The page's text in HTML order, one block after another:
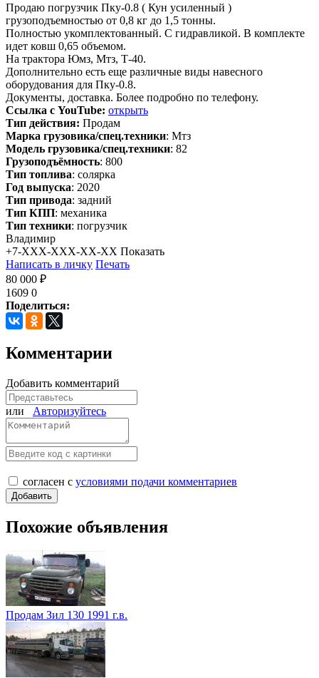
Продаю погрузчик Пку-0.8 ( Кун усиленный )
грузоподъемностью от 0,8 кг до 1,5 тонны.
Полностью укомплектованный. С гидравликой. В комплекте
идет ковш 0,65 объемом.
На трактора Юмз, Мтз, Т-40.
Дополнительно есть еще различные виды навесного
оборудования для Пку-0.8.
Документы, доставка. Более подробно по телефону.
Ссылка с YouTube: открыть
Тип действия: Продам
Марка грузовика/спец.техники: Мтз
Модель грузовика/спец.техники: 82
Грузоподъёмность: 800
Тип топлива: солярка
Год выпуска: 2020
Тип привода: задний
Тип КПП: механика
Тип техники: погрузчик
Владимир
+7-XXX-XXX-XX-XX Показать
Написать в личку Печать
80 000 ₽
1609 0
Поделиться:
Комментарии
Добавить комментарий
или Авторизуйтесь
согласен с условиями подачи комментариев
Похожие объявления
Продам Зил 130 1991 г.в.